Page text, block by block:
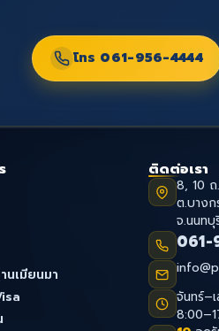
โทร 061-956-4444
นเมียนมา
ติดต่อเรา
8, 10 ถ
ต.บางก
จ.นนทบุ
061-
จันทร์–เ